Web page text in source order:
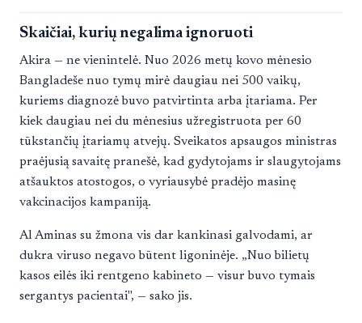
Skaičiai, kurių negalima ignoruoti
Akira — ne vienintelė. Nuo 2026 metų kovo mėnesio
Bangladeše nuo tymų mirė daugiau nei 500 vaikų,
kuriems diagnozė buvo patvirtinta arba įtariama. Per
kiek daugiau nei du mėnesius užregistruota per 60
tūkstančių įtariamų atvejų. Sveikatos apsaugos ministras
praėjusią savaitę pranešė, kad gydytojams ir slaugytojams
atšauktos atostogos, o vyriausybė pradėjo masinę
vakcinacijos kampaniją.
Al Aminas su žmona vis dar kankinasi galvodami, ar
dukra viruso negavo būtent ligoninėje. „Nuo bilietų
kasos eilės iki rentgeno kabineto — visur buvo tymais
sergantys pacientai", — sako jis.